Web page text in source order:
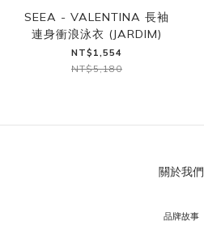
SEEA - VALENTINA 長袖
連身衝浪泳衣 (JARDIM)
NT$1,554
NT$5,180
關於我們
品牌故事